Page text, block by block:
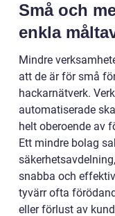
Små och
enkla
Mindre
att de är för små
hackarnätverk.
automatiserade
helt oberoende av
Ett mindre bolag
snabba och
tyvärr ofta
eller förlust av